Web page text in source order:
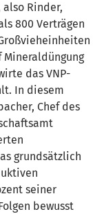
Rinder,
800 Verträgen
das VNP-
In diesem
Chef des
grundsätzlich
seiner
bewusst